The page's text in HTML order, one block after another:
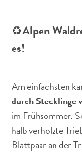
♻️Alpen
es!
Am einfachsten
durch Stecklinge
im Frühsommer.
halb verholzte
Blattpaar an der